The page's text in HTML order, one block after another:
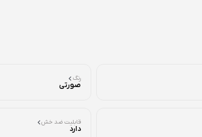
رنگ
صورتی
قابلیت ضد خش
دارد